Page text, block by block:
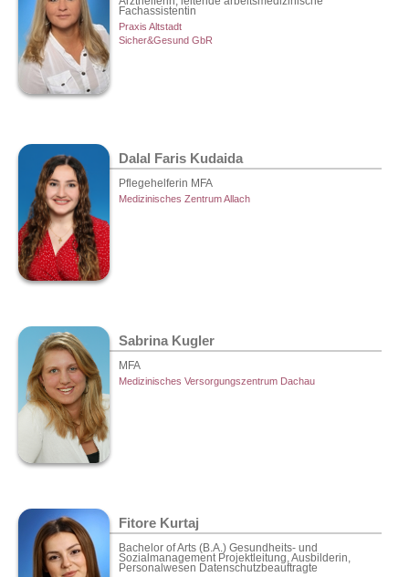
Fachassistentin
Praxis Altstadt
Sicher&Gesund GbR
Dalal Faris Kudaida
Pflegehelferin MFA
Medizinisches Zentrum Allach
Sabrina Kugler
MFA
Medizinisches Versorgungszentrum Dachau
Fitore Kurtaj
Bachelor of Arts (B.A.) Gesundheits- und
Sozialmanagement Projektleitung, Ausbilderin,
Personalwesen Datenschutzbeauftragte